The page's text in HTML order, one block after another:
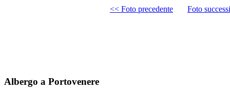
<< Foto precedente Foto
Albergo a Portovenere